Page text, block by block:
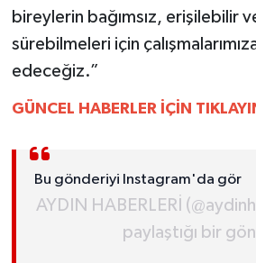
bireylerin bağımsız, erişilebilir
sürebilmeleri için
edeceğiz.”
GÜNCEL HABERLER İÇİN
Bu gönderiyi Instagram'da gör
AYDIN HABERLERİ
paylaştığı bir